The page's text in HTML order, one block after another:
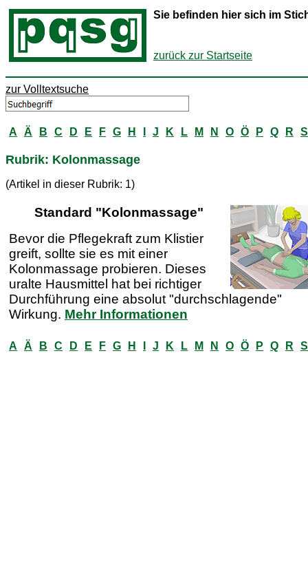
Sie befinden hier sich im
zurück zur Startseite
zur Volltextsuche
A Ä B C D E F G H J K L M N O Ö P Q R S
Rubrik: Kolonmassage
(Artikel in dieser Rubrik: 1)
Standard "Kolonmassage"
Bevor die Pflegekraft zum Klistier
greift, sollte sie es mit einer
Kolonmassage probieren. Dieses
uralte Hausmittel hat bei richtiger
Durchführung eine absolut "durchschlagende"
Wirkung. Mehr Informationen
A Ä B C D E F G H J K L M N O Ö P Q R S